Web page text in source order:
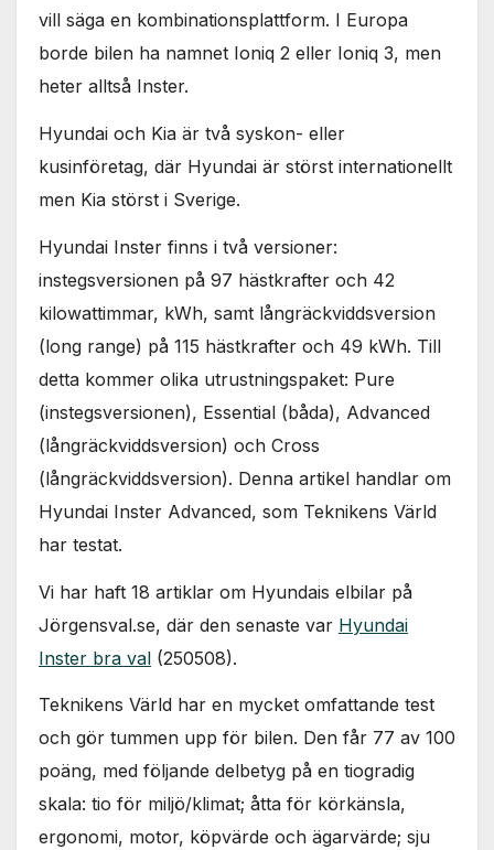
vill säga en kombinationsplattform. I Europa
borde bilen ha namnet Ioniq 2 eller Ioniq 3, men
heter alltså Inster.
Hyundai och Kia är två syskon- eller
kusinföretag, där Hyundai är störst internationellt
men Kia störst i Sverige.
Hyundai Inster finns i två versioner:
instegsversionen på 97 hästkrafter och 42
kilowattimmar, kWh, samt långräckviddsversion
(long range) på 115 hästkrafter och 49 kWh. Till
detta kommer olika utrustningspaket: Pure
(instegsversionen), Essential (båda), Advanced
(långräckviddsversion) och Cross
(långräckviddsversion). Denna artikel handlar om
Hyundai Inster Advanced, som Teknikens Värld
har testat.
Vi har haft 18 artiklar om Hyundais elbilar på
Jörgensval.se, där den senaste var Hyundai
Inster bra val (250508).
Teknikens Värld har en mycket omfattande test
och gör tummen upp för bilen. Den får 77 av 100
poäng, med följande delbetyg på en tiogradig
skala: tio för miljö/klimat; åtta för körkänsla,
ergonomi, motor, köpvärde och ägarvärde; sju